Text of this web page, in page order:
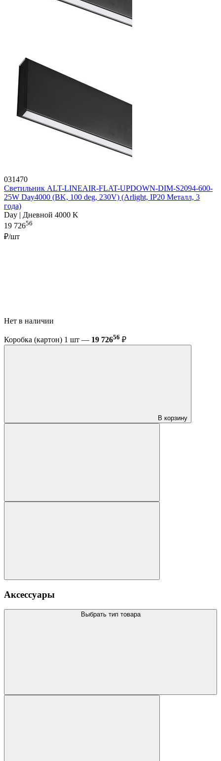
031470
Светильник ALT-LINEAIR-FLAT-UPDOWN-DIM-S2094-600-
25W Day4000 (BK, 100 deg, 230V) (Arlight, IP20 Металл, 3
года)
Day | Дневной 4000 K
19 72656
₽/шт
Нет в наличии
Коробка (картон) 1 шт — 19 72656 ₽
В корзину
Аксессуары
Выбрать тип товара